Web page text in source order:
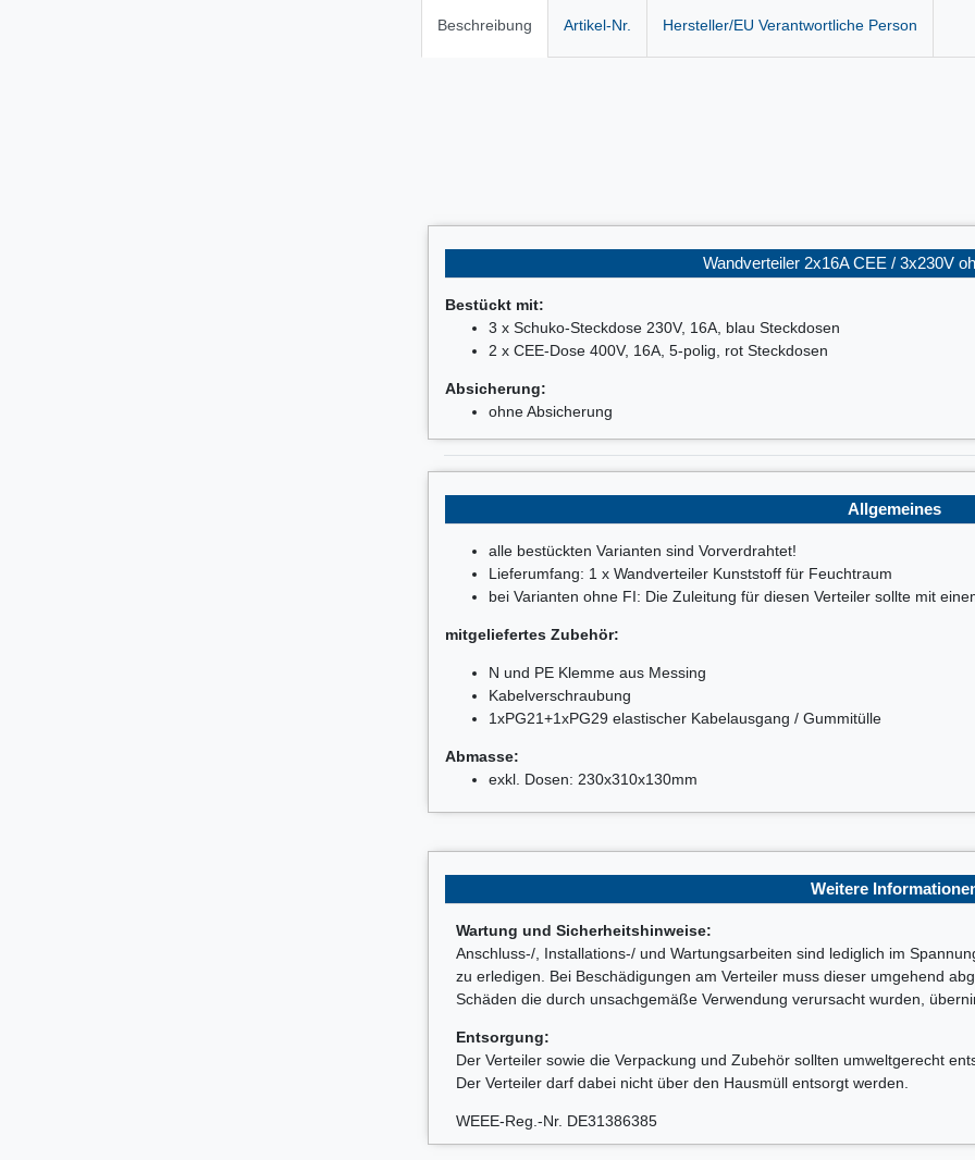
Beschreibung Artikel-Nr. Hersteller/EU Verantwortliche Person
Wandverteiler 2x16A CEE / 3x230V
Bestückt mit:
3 x Schuko-Steckdose 230V, 16A, blau Steckdosen
2 x CEE-Dose 400V, 16A, 5-polig, rot Steckdosen
Absicherung:
ohne Absicherung
Allgemeines
alle bestückten Varianten sind Vorverdrahtet!
Lieferumfang: 1 x Wandverteiler Kunststoff für Feuchtraum
bei Varianten ohne FI: Die Zuleitung für diesen Verteiler sollte mit
mitgeliefertes Zubehör:
N und PE Klemme aus Messing
Kabelverschraubung
1xPG21+1xPG29 elastischer Kabelausgang / Gummitülle
Abmasse:
exkl. Dosen: 230x310x130mm
Weitere
Wartung und Sicherheitshinweise:
Anschluss-/, Installations-/ und Wartungsarbeiten sind lediglich im
zu erledigen. Bei Beschädigungen am Verteiler muss dieser umgehend
Schäden die durch unsachgemäße Verwendung verursacht wurden,
Entsorgung:
Der Verteiler sowie die Verpackung und Zubehör sollten umweltgerecht
Der Verteiler darf dabei nicht über den Hausmüll entsorgt werden.
WEEE-Reg.-Nr. DE31386385